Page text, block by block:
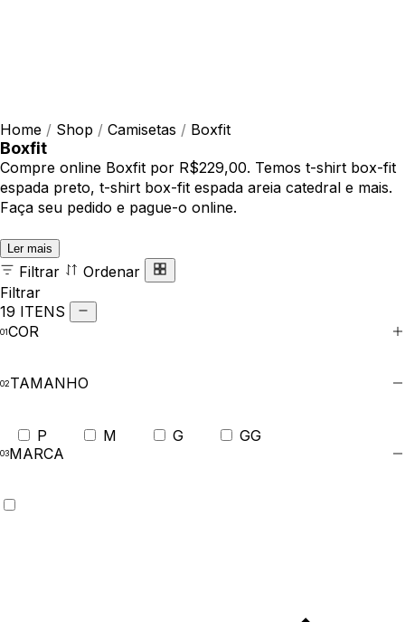
Home / Shop / Camisetas / Boxfit
Boxfit
Compre online Boxfit por R$229,00. Temos t-shirt box-fit
espada preto, t-shirt box-fit espada areia catedral e mais.
Faça seu pedido e pague-o online.
Ler mais
Filtrar
Ordenar
Filtrar
19 ITENS
COR
TAMANHO
P M G
GG
MARCA